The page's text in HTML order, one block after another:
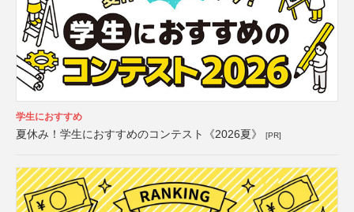
学生におすすめ
夏休み！学生におすすめのコンテスト《2026夏》 [PR]